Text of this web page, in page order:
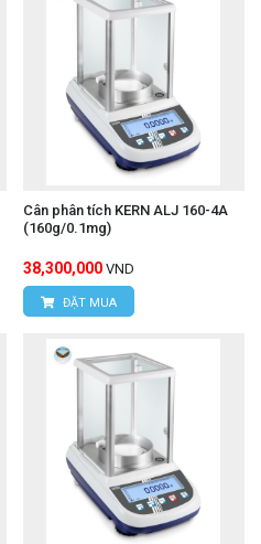
Cân phân tích KERN ALJ 160-4A
(160g/0.1mg)
38,300,000 VND
ĐẶT MUA